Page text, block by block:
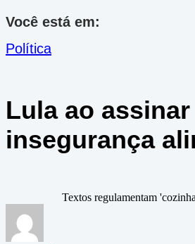
Você está em:
Política
Lula ao
insegurança
Textos regulamentam